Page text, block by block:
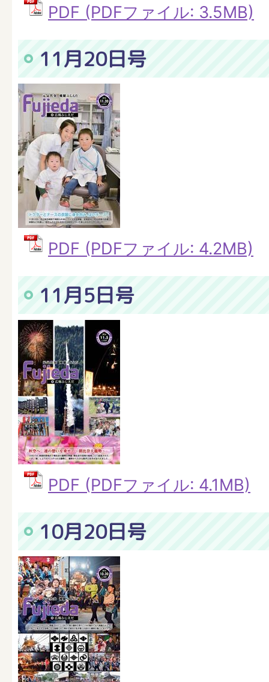
PDF (PDFファイル: 3.5MB)
11月20日号
PDF (PDFファイル: 4.2MB)
11月5日号
PDF (PDFファイル: 4.1MB)
10月20日号